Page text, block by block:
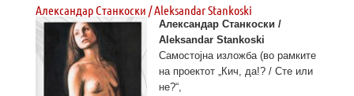
Александар Станкоски / Aleksandar Stankoski
Александар Станкоски /
Aleksandar Stankoski
Самостојна изложба (во рамките
на проектот „Кич, да!? / Сте или
не?“,